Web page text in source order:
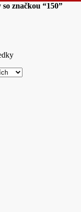
značkou “150”
Zoradené
ceny: